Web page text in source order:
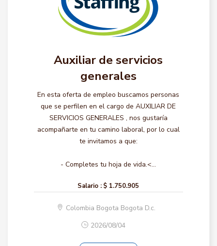
Auxiliar de servicios
generales
En esta oferta de empleo buscamos personas
que se perfilen en el cargo de AUXILIAR DE
SERVICIOS GENERALES , nos gustaría
acompañarte en tu camino laboral, por lo cual
te invitamos a que:
- Completes tu hoja de vida.<...
Salario : $ 1.750.905
Colombia Bogota Bogota D.c.
2026/08/04